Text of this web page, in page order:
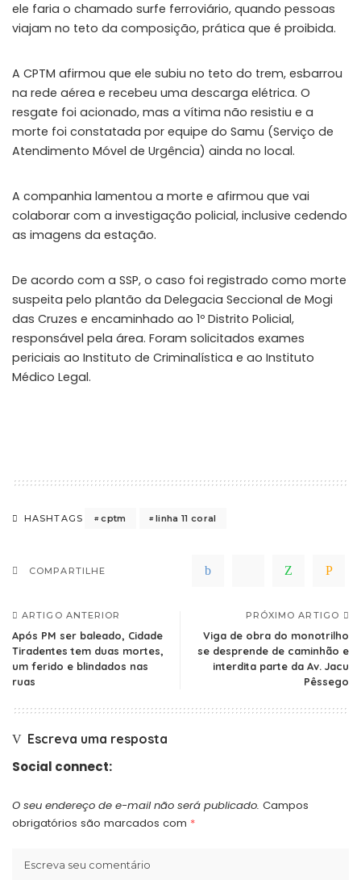
ele faria o chamado surfe ferroviário, quando pessoas
viajam no teto da composição, prática que é proibida.
A CPTM afirmou que ele subiu no teto do trem, esbarrou
na rede aérea e recebeu uma descarga elétrica. O
resgate foi acionado, mas a vítima não resistiu e a
morte foi constatada por equipe do Samu (Serviço de
Atendimento Móvel de Urgência) ainda no local.
A companhia lamentou a morte e afirmou que vai
colaborar com a investigação policial, inclusive cedendo
as imagens da estação.
De acordo com a SSP, o caso foi registrado como morte
suspeita pelo plantão da Delegacia Seccional de Mogi
das Cruzes e encaminhado ao 1º Distrito Policial,
responsável pela área. Foram solicitados exames
periciais ao Instituto de Criminalística e ao Instituto
Médico Legal.
HASHTAGS cptm linha 11 coral
COMPARTILHE
ARTIGO ANTERIOR
Após PM ser baleado, Cidade
Tiradentes tem duas mortes,
um ferido e blindados nas
ruas
PRÓXIMO ARTIGO
Viga de obra do monotrilho
se desprende de caminhão e
interdita parte da Av. Jacu
Pêssego
Escreva uma resposta
Social connect:
O seu endereço de e-mail não será publicado. Campos
obrigatórios são marcados com *